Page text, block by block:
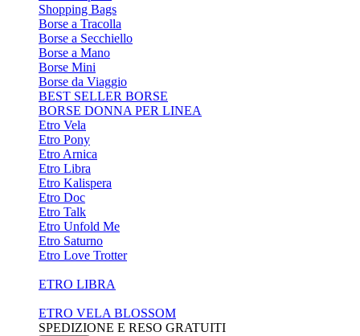
Shopping Bags
Borse a Tracolla
Borse a Secchiello
Borse a Mano
Borse Mini
Borse da Viaggio
BEST SELLER BORSE
BORSE DONNA PER LINEA
Etro Vela
Etro Pony
Etro Arnica
Etro Libra
Etro Kalispera
Etro Doc
Etro Talk
Etro Unfold Me
Etro Saturno
Etro Love Trotter
ETRO LIBRA
ETRO VELA BLOSSOM
SPEDIZIONE E RESO GRATUITI